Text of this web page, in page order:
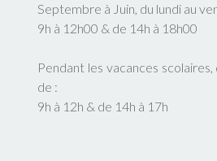
Septembre à Juin, du lundi au
9h à 12h00 & de 14h à 18h00
Pendant les vacances
de :
9h à 12h & de 14h à 17h